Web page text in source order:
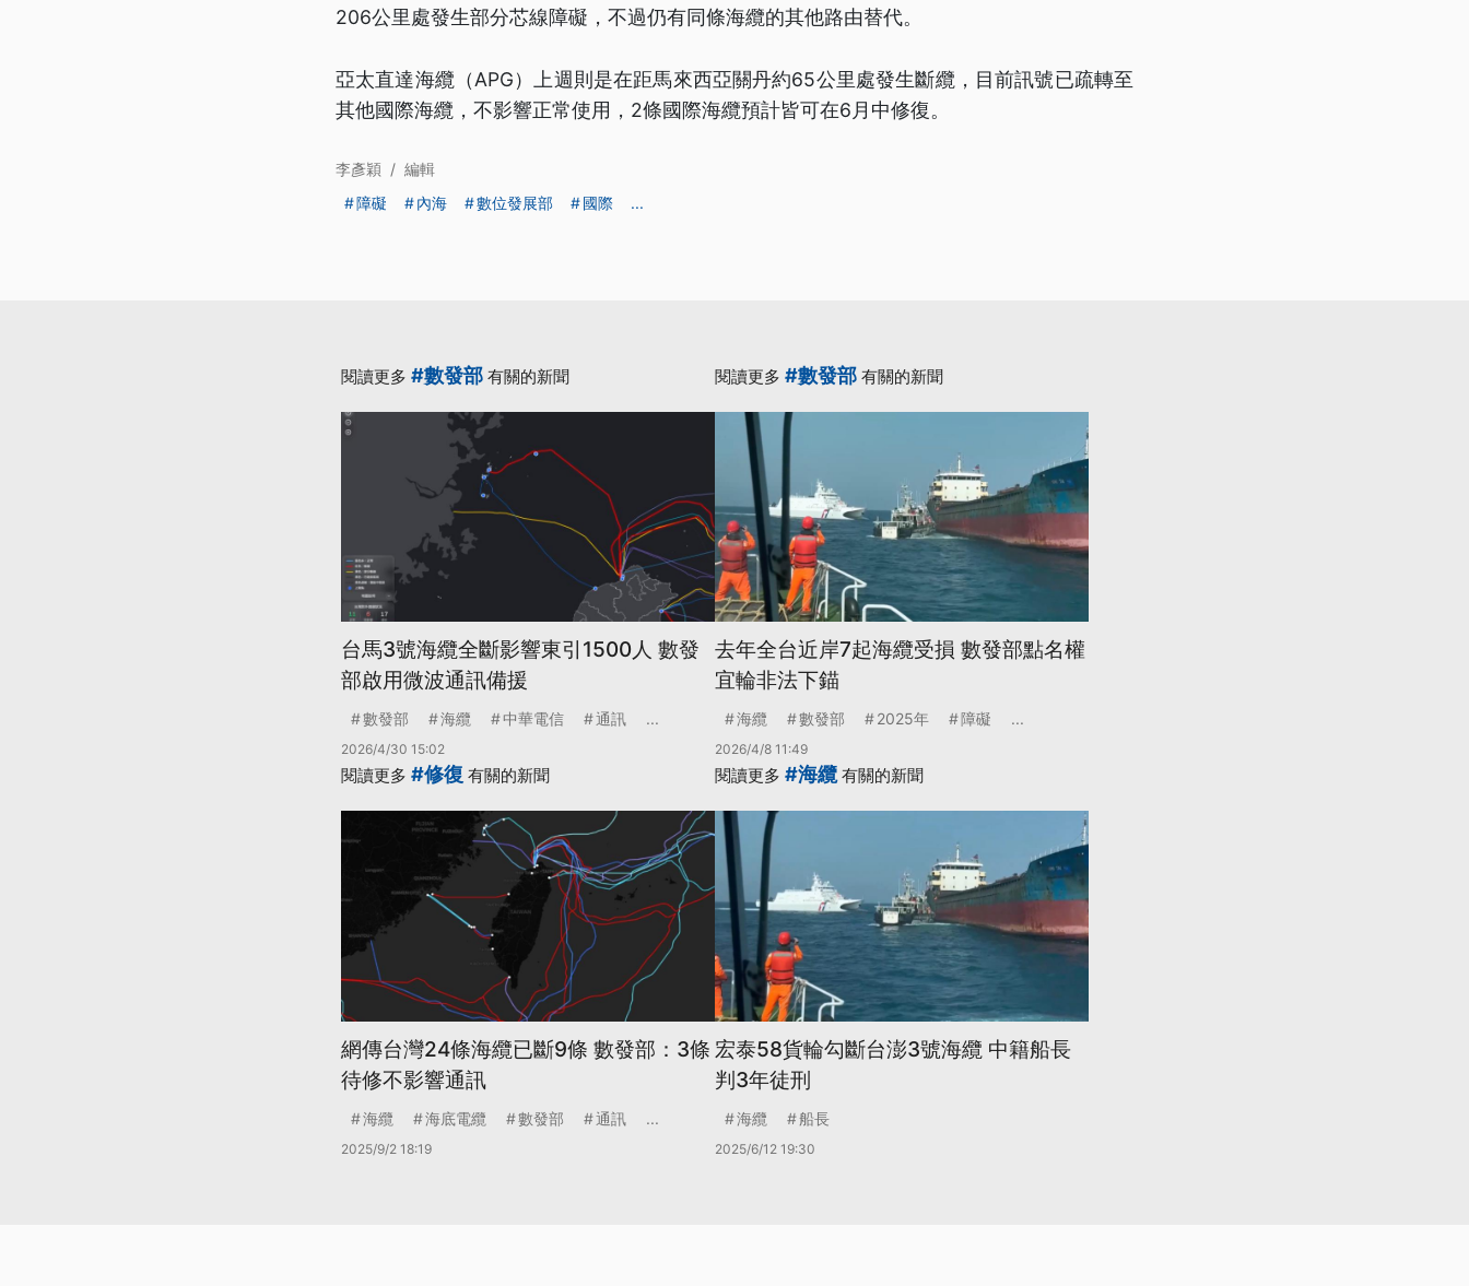
206公里處發生部分芯線障礙，不過仍有同條海纜的其他路由替代。
亞太直達海纜（APG）上週則是在距馬來西亞關丹約65公里處發生斷纜，目前訊號已疏轉至
其他國際海纜，不影響正常使用，2條國際海纜預計皆可在6月中修復。
李彥穎 / 編輯
障礙
內海 數位發展部 國際 ...
閱讀更多 #數發部 有關的新聞
台馬3號海纜全斷影響東引1500人 數發
部啟用微波通訊備援
數發部 海纜 中華電信 通訊 ...
2026/4/30 15:02
閱讀更多 #數發部 有關的新聞
去年全台近岸7起海纜受損 數發部點名權
宜輪非法下錨
海纜 數發部 2025年 障礙 ...
2026/4/8 11:49
閱讀更多 #修復 有關的新聞
網傳台灣24條海纜已斷9條 數發部：3條
待修不影響通訊
海纜 海底電纜 數發部 通訊 ...
2025/9/2 18:19
閱讀更多 #海纜有關的新聞
宏泰58貨輪勾斷台澎3號海纜 中籍船長
判3年徒刑
海纜 船長
2025/6/12 19:30